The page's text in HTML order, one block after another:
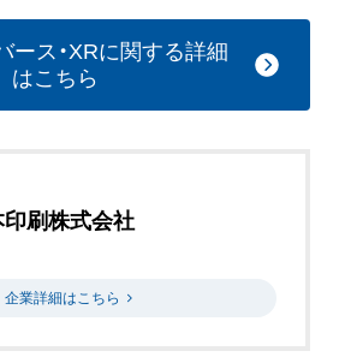
ース・XRに関する詳細
はこちら
印刷株式会社
企業詳細はこちら